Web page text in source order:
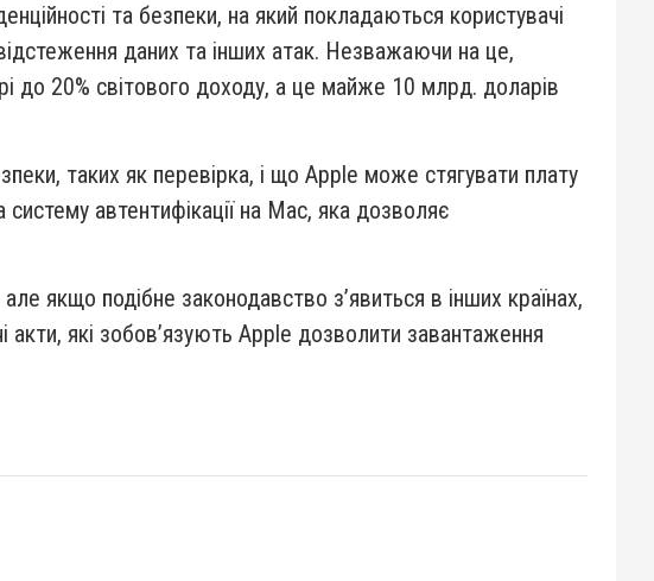
та безпеки, на який покладаються користувачі
даних та інших атак. Незважаючи на це,
до 20% світового доходу, а це майже 10 млрд. доларів
таких як перевірка, і що Apple може стягувати плату
автентифікації на Mac, яка дозволяє
якщо подібне законодавство з’явиться в інших країнах,
які зобов’язують Apple дозволити завантаження